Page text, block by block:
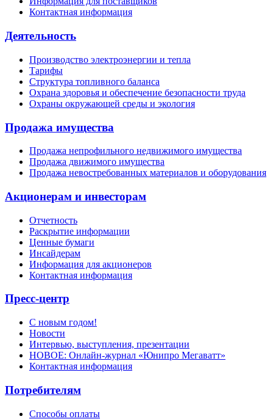
Контактная информация
Деятельность
Производство электроэнергии и тепла
Тарифы
Структура топливного баланса
Охрана здоровья и обеспечение безопасности труда
Охраны окружающей среды и экология
Продажа имущества
Продажа непрофильного недвижимого имущества
Продажа движимого имущества
Продажа невостребованных материалов и оборудования
Акционерам и инвесторам
Отчетность
Раскрытие информации
Ценные бумаги
Инсайдерам
Информация для акционеров
Контактная информация
Пресс-центр
С новым годом!
Новости
Интервью, выступления, презентации
НОВОЕ: Онлайн-журнал «Юнипро Мегаватт»
Контактная информация
Потребителям
Способы оплаты